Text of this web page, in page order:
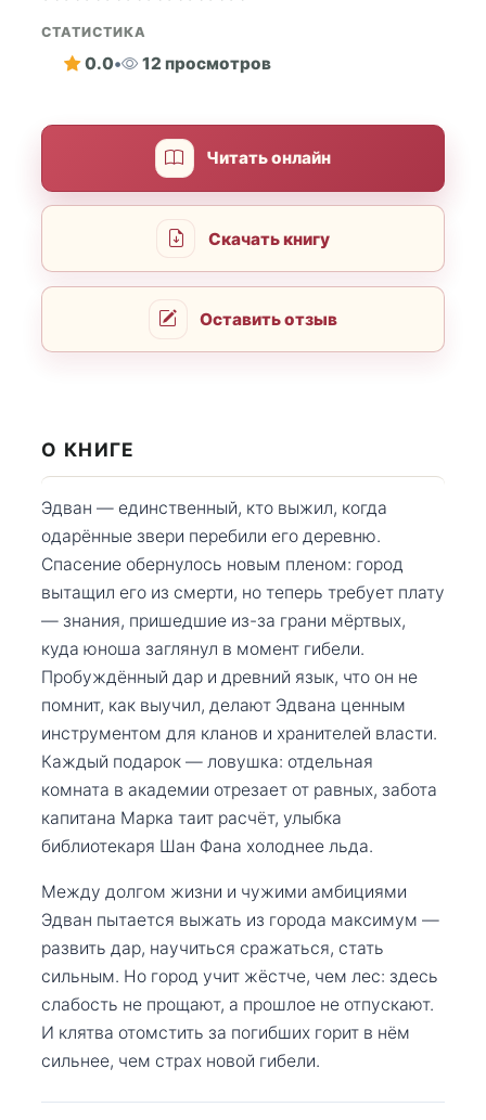
СТАТИСТИКА
0.0• 12 просмотров
Читать онлайн
Скачать книгу
Оставить отзыв
О КНИГЕ
Эдван — единственный, кто выжил, когда
одарённые звери перебили его деревню.
Спасение обернулось новым пленом: город
вытащил его из смерти, но теперь требует плату
— знания, пришедшие из-за грани мёртвых,
куда юноша заглянул в момент гибели.
Пробуждённый дар и древний язык, что он не
помнит, как выучил, делают Эдвана ценным
инструментом для кланов и хранителей власти.
Каждый подарок — ловушка: отдельная
комната в академии отрезает от равных, забота
капитана Марка таит расчёт, улыбка
библиотекаря Шан Фана холоднее льда.
Между долгом жизни и чужими амбициями
Эдван пытается выжать из города максимум —
развить дар, научиться сражаться, стать
сильным. Но город учит жёстче, чем лес: здесь
слабость не прощают, а прошлое не отпускают.
И клятва отомстить за погибших горит в нём
сильнее, чем страх новой гибели.